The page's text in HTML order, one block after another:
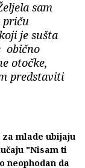
sam
priču
je sušta
obično
otočke,
predstaviti
mlade ubijaju
"Nisam ti
neophodan da